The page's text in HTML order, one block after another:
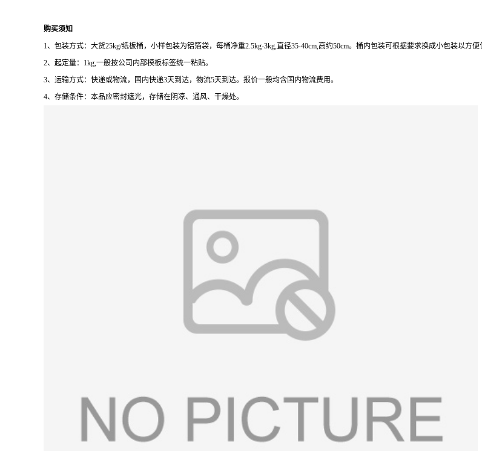
购买须知
1、包装方式：大货25kg/纸板桶，小样包装为铝箔袋，每桶净重2.5kg-3kg,直径35-40cm,高约50cm。桶内包装可根据要求换成小包装以方便
2、起定量：1kg,一般按公司内部模板标签统一粘贴。
3、运输方式：快递或物流，国内快递3天到达，物流5天到达。报价一般均含国内物流费用。
4、存储条件：本品应密封遮光，存储在阴凉、通风、干燥处。